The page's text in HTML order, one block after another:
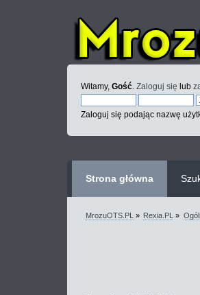
Witamy, Gość Zaloguj się lub
Zaloguj się podając nazwę
Strona główna
MrozuOTS.PL » Rexia.PL »